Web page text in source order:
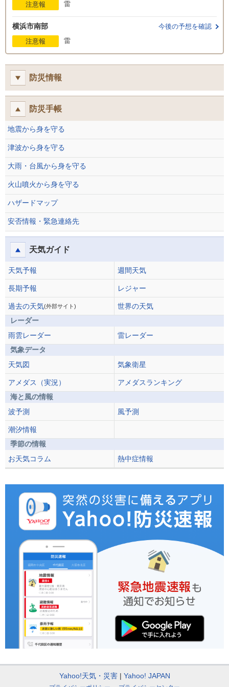
注意報
雷
横浜市南部
今後の予想を確認
注意報
雷
防災情報
防災手帳
地震から身を守る
津波から身を守る
大雨・台風から身を守る
火山噴火から身を守る
ハザードマップ
安否情報・緊急連絡先
天気ガイド
天気予報 週間天気
長期予報 レジャー
過去の天気(外部サイト)
世界の天気
レーダー
雨雲レーダー
雷レーダー
気象データ
天気図
気象衛星
アメダス（実況）
アメダスランキング
海と風の情報
波予測
風予測
潮汐情報
季節の情報
お天気コラム
熱中症情報
Yahoo!天気・災害 Yahoo! JAPAN